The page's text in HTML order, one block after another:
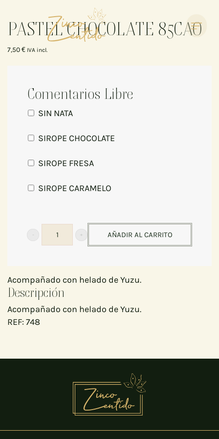
PASTEL CHOCOLATE 85CAO
7,50 € IVA incl.
Comentarios Libre
SIN NATA
SIROPE CHOCOLATE
SIROPE FRESA
SIROPE CARAMELO
PASTEL
cantidad
AÑADIR AL CARRITO
Acompañado con helado de Yuzu.
Descripción
Acompañado con helado de Yuzu.
REF: 748